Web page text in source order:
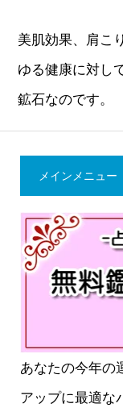
美肌効果、肩こ
ゆる健康に対し
鉱石なのです。
メインメニュー
あなたの今年の
アップに最適な